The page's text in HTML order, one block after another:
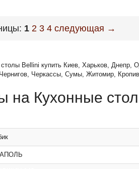
1 2 3 4 следующая →
Bellini купить Киев, Харьков, Днепр,
Черкассы, Сумы, Житомир,
на Кухонные